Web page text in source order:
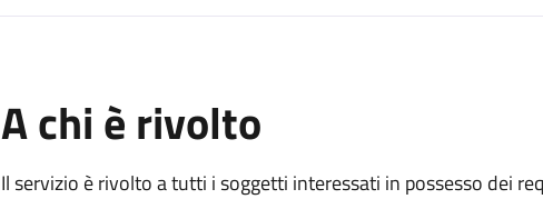
A chi è rivolto
Il servizio è rivolto a tutti i soggetti interessati in possesso dei